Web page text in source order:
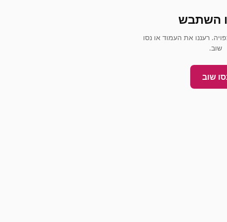
השתבש
רעננו את העמוד או נסו
שוב.
שוב